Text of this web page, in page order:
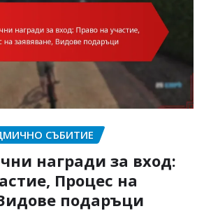
СЪБИТИЕ
награди за вход:
Процес на
подаръци